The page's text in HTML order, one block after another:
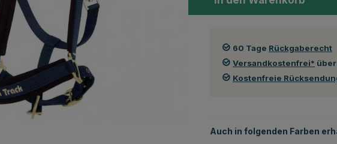
60 Tage Rückgaberecht
Versandkostenfrei*
Kostenfreie
Auch in folgenden Farben